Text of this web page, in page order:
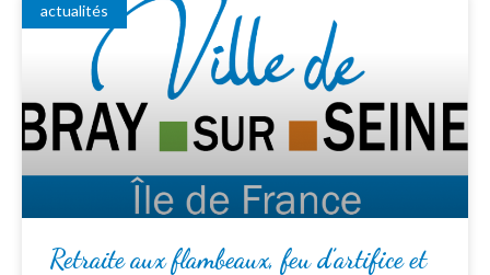
actualités
Retraite aux flambeaux, feu d’artifice et